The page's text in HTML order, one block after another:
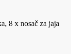
8 x nosač za jaja